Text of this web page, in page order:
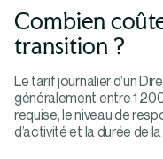
Combien
transition ?
Le tarif journalier d’un
généralement entre 1
requise, le niveau de
d’activité et la durée de